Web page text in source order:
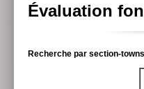
Évaluation
Recherche par section-